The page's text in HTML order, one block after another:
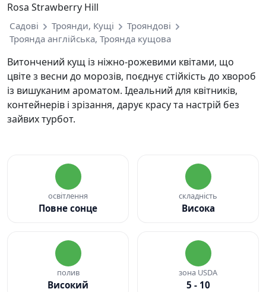
Rosa Strawberry Hill
Садові Троянди, Кущі
Трояндові
Троянда англійська, Троянда кущова
Витончений кущ із ніжно-рожевими квітами, що
цвіте з весни до морозів, поєднує стійкість до хвороб
із вишуканим ароматом. Ідеальний для квітників,
контейнерів і зрізання, дарує красу та настрій без
зайвих турбот.
освітлення
Повне сонце
складність
Висока
полив
Високий
зона USDA
5 - 10